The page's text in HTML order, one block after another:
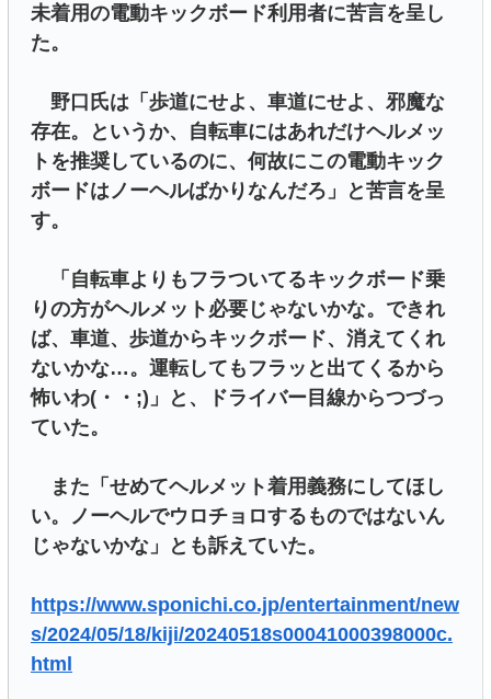
未着用の電動キックボード利用者に苦言を呈し
た。
野口氏は「歩道にせよ、車道にせよ、邪魔な
存在。というか、自転車にはあれだけヘルメッ
トを推奨しているのに、何故にこの電動キック
ボードはノーヘルばかりなんだろ」と苦言を呈
す。
「自転車よりもフラついてるキックボード乗
りの方がヘルメット必要じゃないかな。できれ
ば、車道、歩道からキックボード、消えてくれ
ないかな…。運転してもフラッと出てくるから
怖いわ(・・;)」と、ドライバー目線からつづっ
ていた。
また「せめてヘルメット着用義務にしてほし
い。ノーヘルでウロチョロするものではないん
じゃないかな」とも訴えていた。
https://www.sponichi.co.jp/entertainment/new
s/2024/05/18/kiji/20240518s00041000398000c.
html